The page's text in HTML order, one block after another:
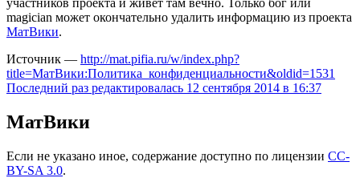
участников проекта и живёт там вечно. Только бог или
magician может окончательно удалить информацию из проекта
МатВики.
Источник — http://mat.pifia.ru/w/index.php?
title=МатВики:Политика_конфиденциальности&oldid=1531
Последний раз редактировалась 12 сентября 2014 в 16:37
МатВики
Если не указано иное, содержание доступно по лицензии CC-
BY-SA 3.0.